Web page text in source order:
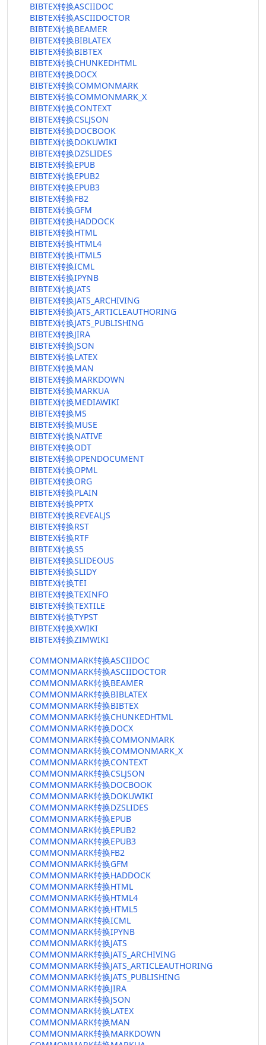
BIBTEX转换ASCIIDOC
BIBTEX转换ASCIIDOCTOR
BIBTEX转换BEAMER
BIBTEX转换BIBLATEX
BIBTEX转换BIBTEX
BIBTEX转换CHUNKEDHTML
BIBTEX转换DOCX
BIBTEX转换COMMONMARK
BIBTEX转换COMMONMARK_X
BIBTEX转换CONTEXT
BIBTEX转换CSLJSON
BIBTEX转换DOCBOOK
BIBTEX转换DOKUWIKI
BIBTEX转换DZSLIDES
BIBTEX转换EPUB
BIBTEX转换EPUB2
BIBTEX转换EPUB3
BIBTEX转换FB2
BIBTEX转换GFM
BIBTEX转换HADDOCK
BIBTEX转换HTML
BIBTEX转换HTML4
BIBTEX转换HTML5
BIBTEX转换ICML
BIBTEX转换IPYNB
BIBTEX转换JATS
BIBTEX转换JATS_ARCHIVING
BIBTEX转换JATS_ARTICLEAUTHORING
BIBTEX转换JATS_PUBLISHING
BIBTEX转换JIRA
BIBTEX转换JSON
BIBTEX转换LATEX
BIBTEX转换MAN
BIBTEX转换MARKDOWN
BIBTEX转换MARKUA
BIBTEX转换MEDIAWIKI
BIBTEX转换MS
BIBTEX转换MUSE
BIBTEX转换NATIVE
BIBTEX转换ODT
BIBTEX转换OPENDOCUMENT
BIBTEX转换OPML
BIBTEX转换ORG
BIBTEX转换PLAIN
BIBTEX转换PPTX
BIBTEX转换REVEALJS
BIBTEX转换RST
BIBTEX转换RTF
BIBTEX转换S5
BIBTEX转换SLIDEOUS
BIBTEX转换SLIDY
BIBTEX转换TEI
BIBTEX转换TEXINFO
BIBTEX转换TEXTILE
BIBTEX转换TYPST
BIBTEX转换XWIKI
BIBTEX转换ZIMWIKI
COMMONMARK转换ASCIIDOC
COMMONMARK转换ASCIIDOCTOR
COMMONMARK转换BEAMER
COMMONMARK转换BIBLATEX
COMMONMARK转换BIBTEX
COMMONMARK转换CHUNKEDHTML
COMMONMARK转换DOCX
COMMONMARK转换COMMONMARK
COMMONMARK转换COMMONMARK_X
COMMONMARK转换CONTEXT
COMMONMARK转换CSLJSON
COMMONMARK转换DOCBOOK
COMMONMARK转换DOKUWIKI
COMMONMARK转换DZSLIDES
COMMONMARK转换EPUB
COMMONMARK转换EPUB2
COMMONMARK转换EPUB3
COMMONMARK转换FB2
COMMONMARK转换GFM
COMMONMARK转换HADDOCK
COMMONMARK转换HTML
COMMONMARK转换HTML4
COMMONMARK转换HTML5
COMMONMARK转换ICML
COMMONMARK转换IPYNB
COMMONMARK转换JATS
COMMONMARK转换JATS_ARCHIVING
COMMONMARK转换JATS_ARTICLEAUTHORING
COMMONMARK转换JATS_PUBLISHING
COMMONMARK转换JIRA
COMMONMARK转换JSON
COMMONMARK转换LATEX
COMMONMARK转换MAN
COMMONMARK转换MARKDOWN